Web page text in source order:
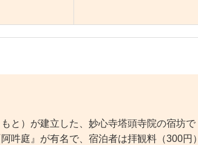
と）が建立した、妙心寺塔頭寺院の宿坊で
吽庭』が有名で、宿泊者は拝観料（300円）